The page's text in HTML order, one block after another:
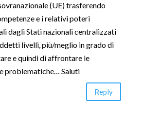
(UE) trasferendo
e i relativi poteri
dagli Stati nazionali centralizzati
livelli, più/meglio in grado di
e quindi di affrontare le
problematiche… Saluti
Reply